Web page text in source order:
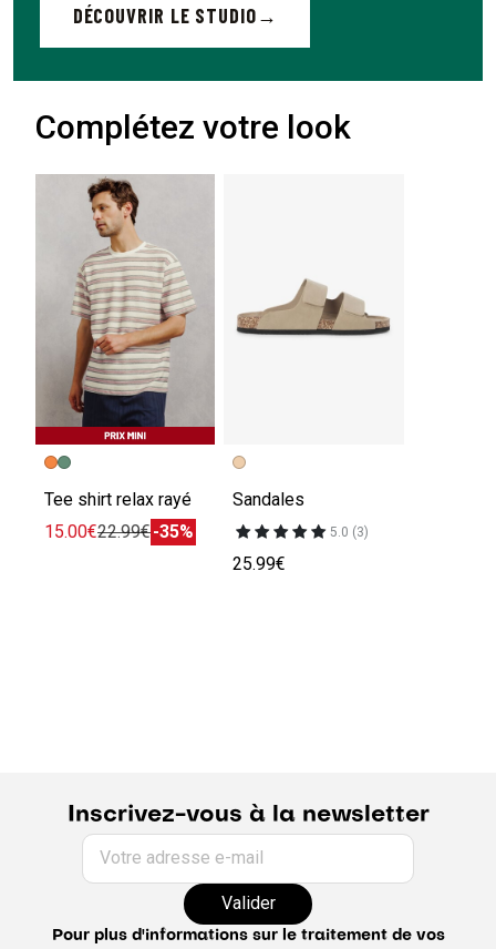
DÉCOUVRIR LE STUDIO
Complétez votre look
Tee shirt relax rayé
15.00€22.99€-35%
Sandales
5.0 (3)
25.99€
Inscrivez-vous à la newsletter
Votre adresse e-mail
Valider
Pour plus d'informations sur le traitement de vos